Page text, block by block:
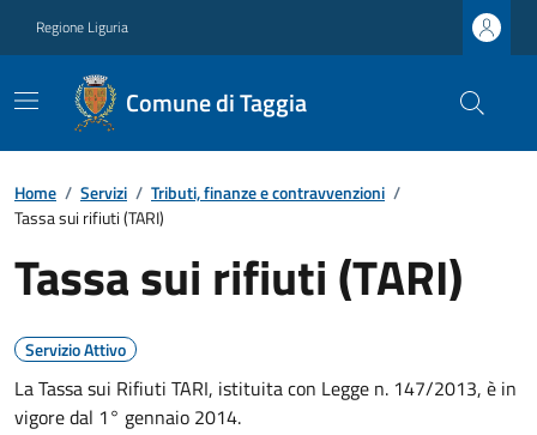
Regione Liguria
Comune di Taggia
Home / Servizi / Tributi, finanze e contravvenzioni /
Tassa sui rifiuti (TARI)
Tassa sui rifiuti (TARI)
Servizio Attivo
La Tassa sui Rifiuti TARI, istituita con Legge n. 147/2013, è in
vigore dal 1° gennaio 2014.